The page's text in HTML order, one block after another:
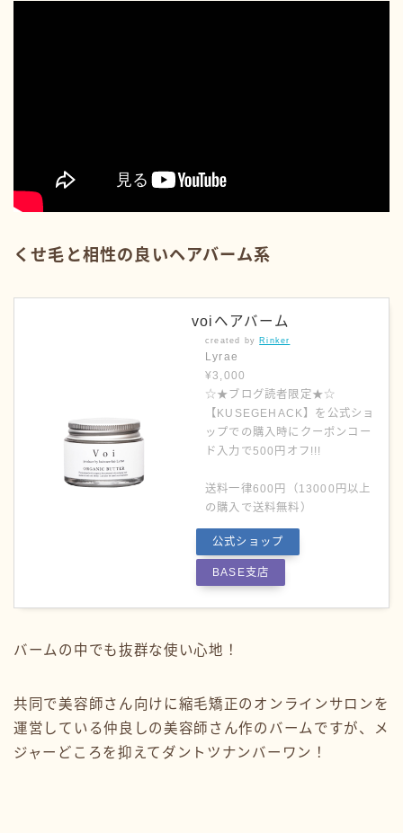
くせ毛と相性の良いヘアバーム系
voiヘアバーム
created by Rinker
Lyrae
¥3,000
☆★ブログ読者限定★☆
【KUSEGEHACK】を公式ショ
ップでの購入時にクーポンコー
ド入力で500円オフ!!!
送料一律600円（13000円以上
の購入で送料無料）
公式ショップ
BASE支店
バームの中でも抜群な使い心地！
共同で美容師さん向けに縮毛矯正のオンラインサロンを
運営している仲良しの美容師さん作のバームですが、メ
ジャーどころを抑えてダントツナンバーワン！